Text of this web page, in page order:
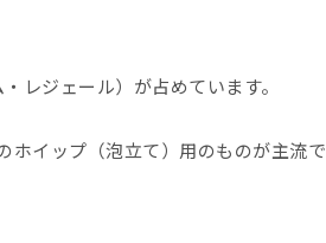
レジェール）が占めています。
ホイップ（泡立て）用のものが主流で